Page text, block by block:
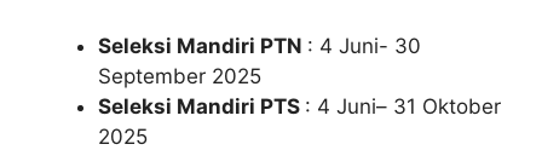
Seleksi Mandiri PTN : 4 Juni- 30
September 2025
Seleksi Mandiri PTS : 4 Juni– 31 Oktober
2025